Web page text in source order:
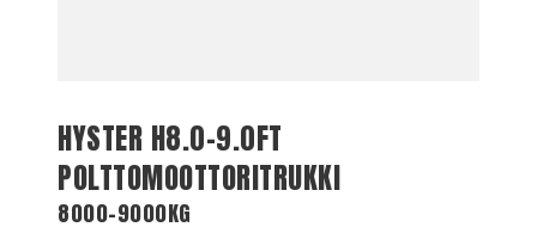
HYSTER H8.0-9.0FT
POLTTOMOOTTORITRUKKI
8000-9000KG